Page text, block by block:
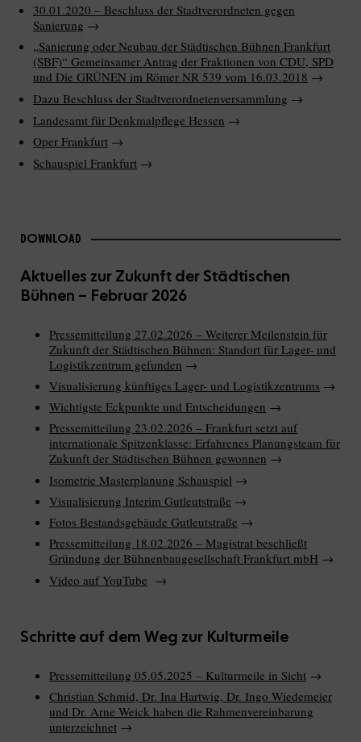
30.01.2020 – Beschluss der Stadtverordneten gegen
Sanierung →
„Sanierung oder Neubau der Städtischen Bühnen Frankfurt
(SBF)“ Gemeinsamer Antrag der Fraktionen von CDU, SPD
und Die GRÜNEN im Römer NR 539 vom 16.03.2018 →
Dazu Beschluss der Stadtverordnetenversammlung →
Landesamt für Denkmalpflege Hessen →
Oper Frankfurt →
Schauspiel Frankfurt →
DOWNLOAD
Aktuelles zur Zukunft der Städtischen
Bühnen – Februar 2026
Pressemitteilung 27.02.2026 – Weiterer Meilenstein für
Zukunft der Städtischen Bühnen: Standort für Lager- und
Logistikzentrum gefunden →
Visualisierung künftiges Lager- und Logistikzentrums →
Wichtigste Eckpunkte und Entscheidungen →
Pressemitteilung 23.02.2026 – Frankfurt setzt auf
internationale Spitzenklasse: Erfahrenes Planungsteam für
Zukunft der Städtischen Bühnen gewonnen →
Isometrie Masterplanung Schauspiel →
Visualisierung Interim Gutleutstraße →
Fotos Bestandsgebäude Gutleutstraße →
Pressemitteilung 18.02.2026 – Magistrat beschließt
Gründung der Bühnenbaugesellschaft Frankfurt mbH →
Video auf YouTube →
Schritte auf dem Weg zur Kulturmeile
Pressemitteilung 05.05.2025 – Kulturmeile in Sicht →
Christian Schmid, Dr. Ina Hartwig, Dr. Ingo Wiedemeier
und Dr. Arne Weick haben die Rahmenvereinbarung
unterzeichnet →